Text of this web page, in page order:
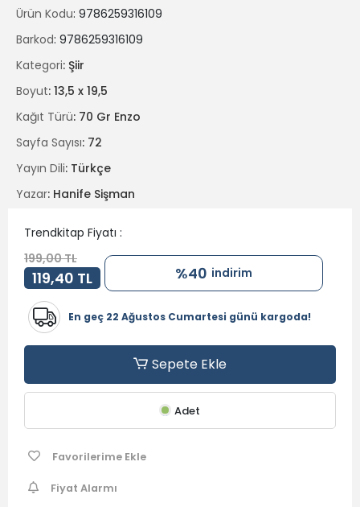
Ürün Kodu: 9786259316109
Barkod: 9786259316109
Kategori: Şiir
Boyut: 13,5 x 19,5
Kağıt Türü: 70 Gr Enzo
Sayfa Sayısı: 72
Yayın Dili: Türkçe
Yazar: Hanife Sişman
Trendkitap Fiyatı :
199,00 TL
119,40 TL %40 indirim
En geç 22 Ağustos Cumartesi günü kargoda!
Sepete Ekle
Adet
Favorilerime Ekle
Fiyat Alarmı